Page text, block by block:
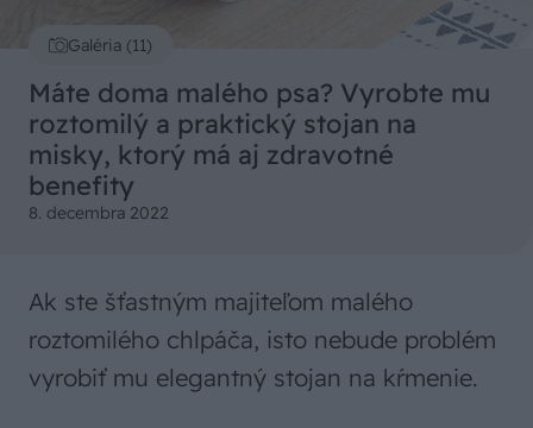
Galéria (11)
Máte doma malého psa? Vyrobte mu
roztomilý a praktický stojan na
misky, ktorý má aj zdravotné
benefity
8. decembra 2022
Ak ste šťastným majiteľom malého
roztomilého chlpáča, isto nebude problém
vyrobiť mu elegantný stojan na kŕmenie.